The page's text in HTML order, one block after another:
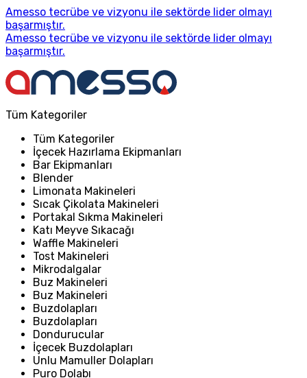
Amesso tecrübe ve vizyonu ile sektörde lider olmayı
başarmıştır.
Amesso tecrübe ve vizyonu ile sektörde lider olmayı
başarmıştır.
Tüm Kategoriler
Tüm Kategoriler
İçecek Hazırlama Ekipmanları
Bar Ekipmanları
Blender
Limonata Makineleri
Sıcak Çikolata Makineleri
Portakal Sıkma Makineleri
Katı Meyve Sıkacağı
Waffle Makineleri
Tost Makineleri
Mikrodalgalar
Buz Makineleri
Buz Makineleri
Buzdolapları
Buzdolapları
Dondurucular
İçecek Buzdolapları
Unlu Mamuller Dolapları
Puro Dolabı